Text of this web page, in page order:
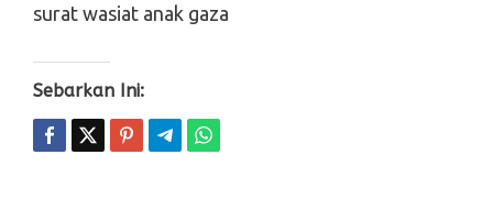
surat wasiat anak gaza
Sebarkan Ini: